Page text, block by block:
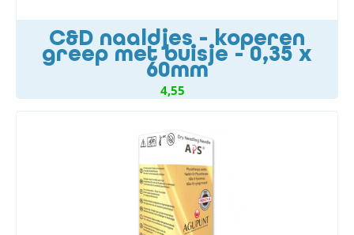
C&D naaldjes - koperen
greep met buisje - 0,35 x
60mm
4,55